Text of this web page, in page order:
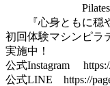
Pilates Studio
『心身ともに穏や
初回体験マシンピラ
実施中！
公式Instagram https://
公式LINE https://